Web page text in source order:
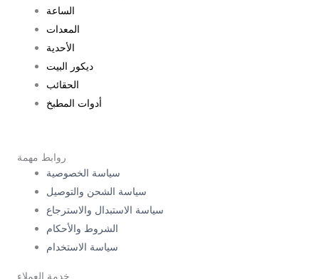
الساعة
المعدات
الأحدية
ديكور البيت
الحقائب
أدوات المطبخ
روابط مهمة
سياسة الخصوصية
سياسة الشحن والتوصيل
سياسة الاستبدال والاسترجاع
الشروط والأحكام
سياسة الاستخدام